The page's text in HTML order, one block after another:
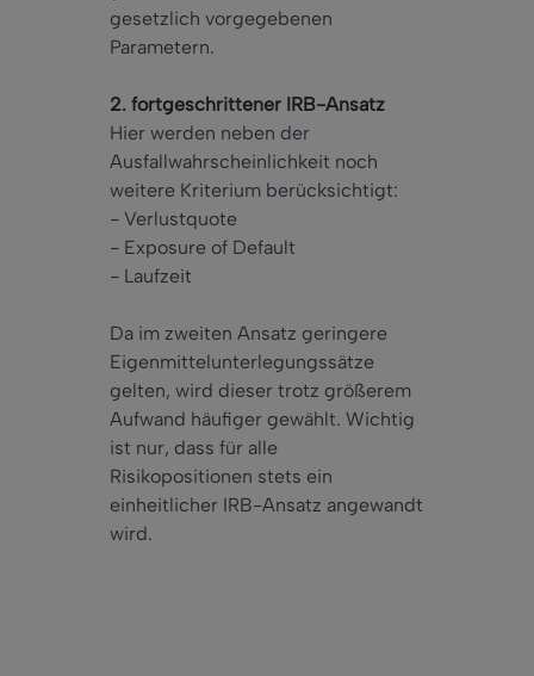
gesetzlich vorgegebenen
Parametern.
2. fortgeschrittener IRB-Ansatz
Hier werden neben der
Ausfallwahrscheinlichkeit noch
weitere Kriterium berücksichtigt:
- Verlustquote
- Exposure of Default
- Laufzeit
Da im zweiten Ansatz geringere
Eigenmittelunterlegungssätze
gelten, wird dieser trotz größerem
Aufwand häufiger gewählt. Wichtig
ist nur, dass für alle
Risikopositionen stets ein
einheitlicher IRB-Ansatz angewandt
wird.